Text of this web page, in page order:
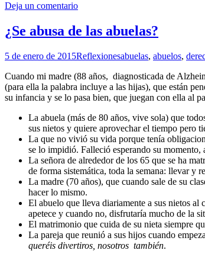
Deja un comentario
¿Se abusa de las abuelas?
5 de enero de 2015Reflexionesabuelas, abuelos,
Cuando mi madre (88 años, diagnosticada de
(para ella la palabra incluye a las hijas), que están
su infancia y se lo pasa bien, que juegan con ella al
La abuela (más de 80 años, vive sola) que
sus nietos y quiere aprovechar el tiempo pero
La que no vivió su vida porque tenía
se lo impidió. Falleció esperando su momento,
La señora de alrededor de los 65 que se ha
de forma sistemática, toda la semana: llevar y
La madre (70 años), que cuando sale de su
hacer lo mismo.
El abuelo que lleva diariamente a sus nietos al
apetece y cuando no, disfrutaría mucho de la
El matrimonio que cuida de su nieta siempre
La pareja que reunió a sus hijos cuando
queréis divertiros, nosotros también.